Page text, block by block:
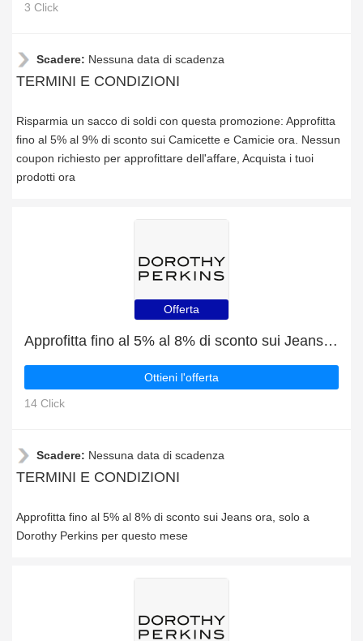
3 Click
Scadere: Nessuna data di scadenza
TERMINI E CONDIZIONI
Risparmia un sacco di soldi con questa promozione: Approfitta
fino al 5% al 9% di sconto sui Camicette e Camicie ora. Nessun
coupon richiesto per approfittare dell'affare, Acquista i tuoi
prodotti ora
Offerta
Approfitta fino al 5% al 8% di sconto sui Jeans ora
Ottieni l'offerta
14 Click
Scadere: Nessuna data di scadenza
TERMINI E CONDIZIONI
Approfitta fino al 5% al 8% di sconto sui Jeans ora, solo a
Dorothy Perkins per questo mese